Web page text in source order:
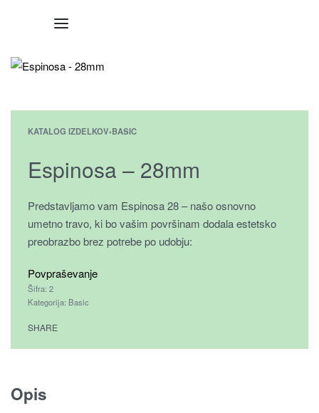
KATALOG IZDELKOV›BASIC
Espinosa – 28mm
Predstavljamo vam Espinosa 28 – našo osnovno
umetno travo, ki bo vašim površinam dodala estetsko
preobrazbo brez potrebe po udobju:
Povpraševanje
2
Kategorija: Basic
SHARE
Opis